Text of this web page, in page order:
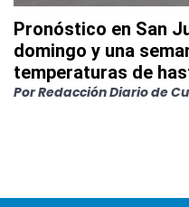
Pronóstico en San
domingo y una
temperaturas de
PorRedacción Diario de